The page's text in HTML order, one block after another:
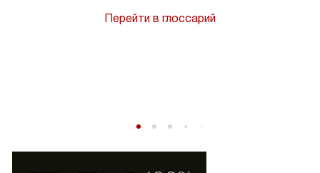
Перейти в глоссарий